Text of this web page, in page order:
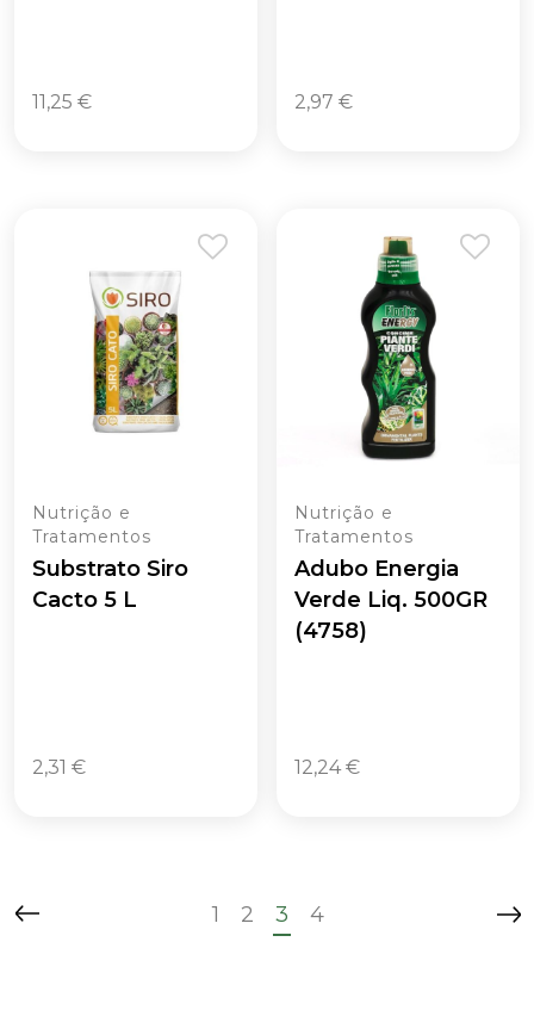
11,25 € 2,97€
Nutrição e
Tratamentos
Substrato Siro
Cacto 5 L
2,31 €
Nutrição e
Tratamentos
Adubo Energia
Verde Liq. 500GR
(4758)
12,24€
1 2 3 4